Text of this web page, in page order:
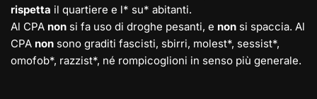
rispetta il quartiere e l* su* abitanti.
Al CPA non si fa uso di droghe pesanti, e non si spaccia. Al
CPA non sono graditi fascisti, sbirri, molest*, sessist*,
omofob*, razzist*, né rompicoglioni in senso più generale.